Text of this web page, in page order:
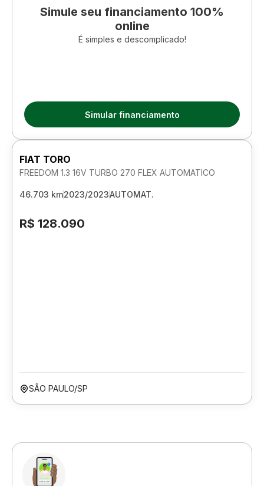
Simule seu financiamento 100%
online
É simples e descomplicado!
Simular financiamento
FIAT TORO
FREEDOM 1.3 16V TURBO 270 FLEX AUTOMATICO
46.703 km2023/2023AUTOMAT.
R$ 128.090
SÃO PAULO/SP